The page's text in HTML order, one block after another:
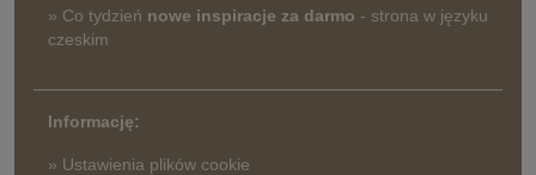
» Co tydzień nowe inspiracje za darmo - strona w języku
czeskim
Informację:
» Ustawienia plików cookie